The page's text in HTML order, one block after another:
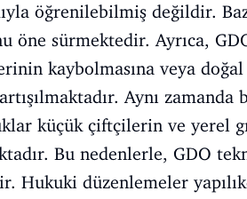
öğrenilebilmiş değildir.
öne sürmektedir. Ayrıca,
kaybolmasına veya
Aynı
küçük çiftçilerin ve yerel
Bu nedenlerle, GDO
Hukuki düzenlemeler